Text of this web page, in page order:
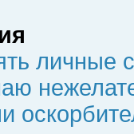
личные